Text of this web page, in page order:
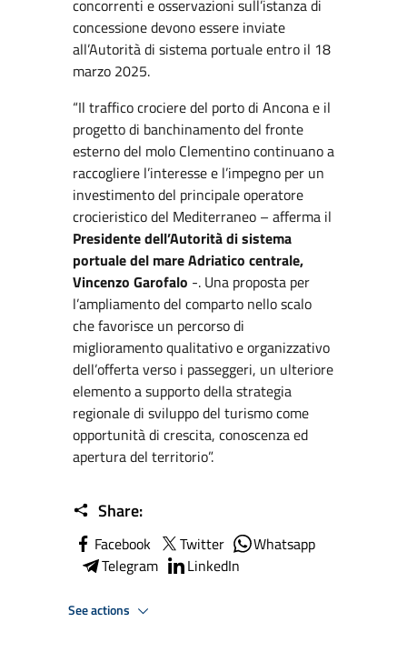
concorrenti e osservazioni sull’istanza di
concessione devono essere inviate
all’Autorità di sistema portuale entro il 18
marzo 2025.
“Il traffico crociere del porto di Ancona e il
progetto di banchinamento del fronte
esterno del molo Clementino continuano a
raccogliere l’interesse e l’impegno per un
investimento del principale operatore
crocieristico del Mediterraneo – afferma il
Presidente dell’Autorità di sistema
portuale del mare Adriatico centrale,
Vincenzo Garofalo -. Una proposta per
l’ampliamento del comparto nello scalo
che favorisce un percorso di
miglioramento qualitativo e organizzativo
dell’offerta verso i passeggeri, un ulteriore
elemento a supporto della strategia
regionale di sviluppo del turismo come
opportunità di crescita, conoscenza ed
apertura del territorio”.
Share:
Facebook Twitter
Whatsapp
Telegram
LinkedIn
See actions